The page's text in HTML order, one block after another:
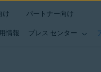
け パートナー向け
情報 プレス センター